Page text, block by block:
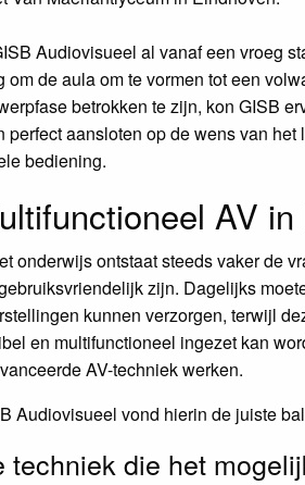
Audiovisueel al vanaf een vroeg
om de aula om te vormen tot een
betrokken te zijn, kon GISB
aansloten op de wens van het
bediening.
AV
onderwijs ontstaat steeds vaker de
zijn. Dagelijks
kunnen verzorgen, terwijl
en multifunctioneel ingezet kan
AV-techniek werken.
Audiovisueel vond hierin de juiste
techniek die het